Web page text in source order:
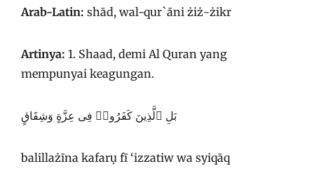
Arab-Latin: shād, wal-qur`āni żiż-żikr
Artinya: 1. Shaad, demi Al Quran yang
mempunyai keagungan.
بَلِ ٱلَّذِينَ كَفَرُوا۟ فِى عِزَّةٍ وَشِقَاقٍ
balillażīna kafarụ fī ‘izzatiw wa syiqāq